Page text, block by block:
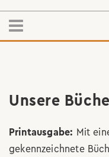
Unsere
Printausgabe: Mit
gekennzeichnete